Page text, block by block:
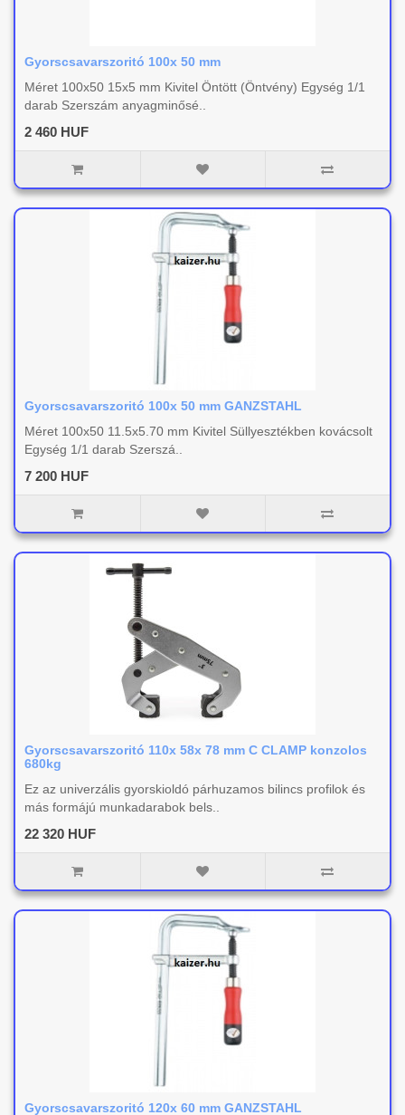
Gyorscsavarszoritó 100x 50 mm
Méret 100x50 15x5 mm Kivitel Öntött (Öntvény) Egység 1/1
darab Szerszám anyagminősé..
2 460 HUF
Gyorscsavarszoritó 100x 50 mm GANZSTAHL
Méret 100x50 11.5x5.70 mm Kivitel Süllyesztékben kovácsolt
Egység 1/1 darab Szerszá..
7 200 HUF
Gyorscsavarszoritó 110x 58x 78 mm C CLAMP konzolos
680kg
Ez az univerzális gyorskioldó párhuzamos bilincs profilok és
más formájú munkadarabok bels..
22 320 HUF
Gyorscsavarszoritó 120x 60 mm GANZSTAHL